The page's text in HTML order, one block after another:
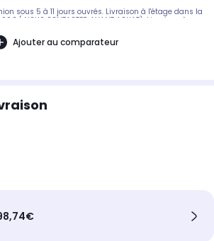
sous 5 à 11 jours ouvrés. Livraison à l'étage dans la
NOUS CONTACTER AVANT ACHAT). Livraison à
Pas de livraison: - corse. Garantie 2 ans pièce
Ajouter au comparateur